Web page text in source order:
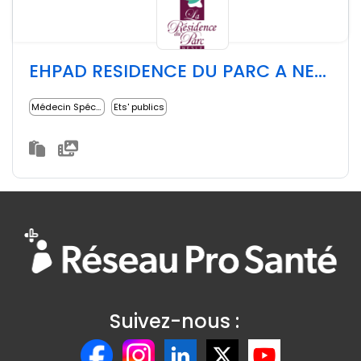
EHPAD RESIDENCE DU PARC A NESLE
Médecin Spécialiste Ets' publics
Suivez-nous :